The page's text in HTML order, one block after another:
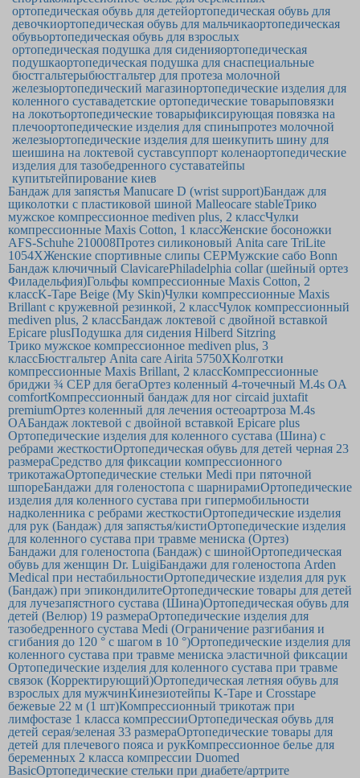
ортопедическая обувь для детейортопедическая обувь для
девочкиортопедическая обувь для мальчикаортопедическая
обувьортопедическая обувь для взрослых
ортопедическая подушка для сиденияортопедическая
подушкаортопедическая подушка для снаспециальные
бюстгальтерыбюстгальтер для протеза молочной
железыортопедический магазинортопедические изделия для
коленного суставадетские ортопедические товарыповязки
на локотьортопедические товарыфиксирующая повязка на
плечоортопедические изделия для спиныпротез молочной
железыортопедические изделия для шеикупить шину для
шеишина на локтевой суставсуппорт коленаортопедические
изделия для тазобедренного суставатейпы
купитьтейпирование киев
Бандаж для запястья Manucare D (wrist support)Бандаж для
щиколотки с пластиковой шиной Malleocare stableТрико
мужское компрессионное mediven plus, 2 классЧулки
компрессионные Maxis Cotton, 1 классЖенские босоножки
AFS-Schuhe 210008Протез силиконовый Anita care TriLite
1054XЖенские спортивные слипы CEPМужские сабо Bonn
Бандаж ключичный ClavicarePhiladelphia collar (шейный ортез
Филадельфия)Гольфы компрессионные Maxis Cotton, 2
классK-Tape Beige (My Skin)Чулки компрессионные Maxis
Brillant с кружевной резинкой, 2 классЧулок компрессионный
mediven plus, 2 классБандаж локтевой с двойной вставкой
Epicare plusПодушка для сидения Hilberd Sitzring
Трико мужское компрессионное mediven plus, 3
классБюстгальтер Anita care Airita 5750ХКолготки
компрессионные Maxis Brillant, 2 классКомпрессионные
бриджи ¾ CEP для бегаОртез коленный 4-точечный M.4s OA
comfortКомпрессионный бандаж для ног circaid juxtafit
premiumОртез коленный для лечения остеоартроза M.4s
OAБандаж локтевой с двойной вставкой Epicare plus
Ортопедические изделия для коленного сустава (Шина) с
ребрами жесткостиОртопедическая обувь для детей черная 23
размераСредство для фиксации компрессионного
трикотажаОртопедические стельки Medi при пяточной
шпореБандажи для голеностопа с шарнирамиОртопедические
изделия для коленного сустава при гипермобильности
надколенника с ребрами жесткостиОртопедические изделия
для рук (Бандаж) для запястья/кистиОртопедические изделия
для коленного сустава при травме мениска (Ортез)
Бандажи для голеностопа (Бандаж) с шинойОртопедическая
обувь для женщин Dr. LuigiБандажи для голеностопа Arden
Medical при нестабильностиОртопедические изделия для рук
(Бандаж) при эпикондилитеОртопедические товары для детей
для лучезапястного сустава (Шина)Ортопедическая обувь для
детей (Велюр) 19 размераОртопедические изделия для
тазобедренного сустава Medi (Ограничение разгибания и
сгибания до 120 ° с шагом в 10 °)Ортопедические изделия для
коленного сустава при травме мениска эластичной фиксации
Ортопедические изделия для коленного сустава при травме
связок (Корректирующий)Ортопедическая летняя обувь для
взрослых для мужчинКинезиотейпы K-Tape и Crosstape
бежевые 22 м (1 шт)Компрессионный трикотаж при
лимфостазе 1 класса компрессииОртопедическая обувь для
детей серая/зеленая 33 размераОртопедические товары для
детей для плечевого пояса и рукКомпрессионное белье для
беременных 2 класса компрессии Duomed
BasicОртопедические стельки при диабете/артрите